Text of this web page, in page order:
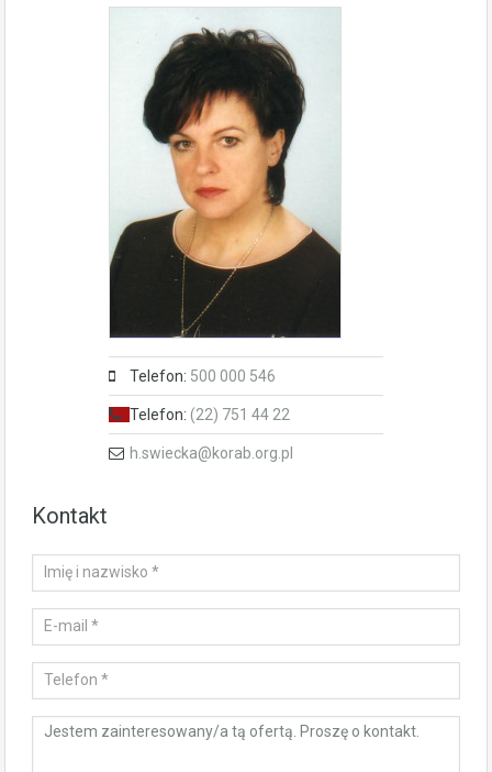
Telefon: 500 000 546
Telefon: (22) 751 44 22
h.swiecka@korab.org.pl
Kontakt